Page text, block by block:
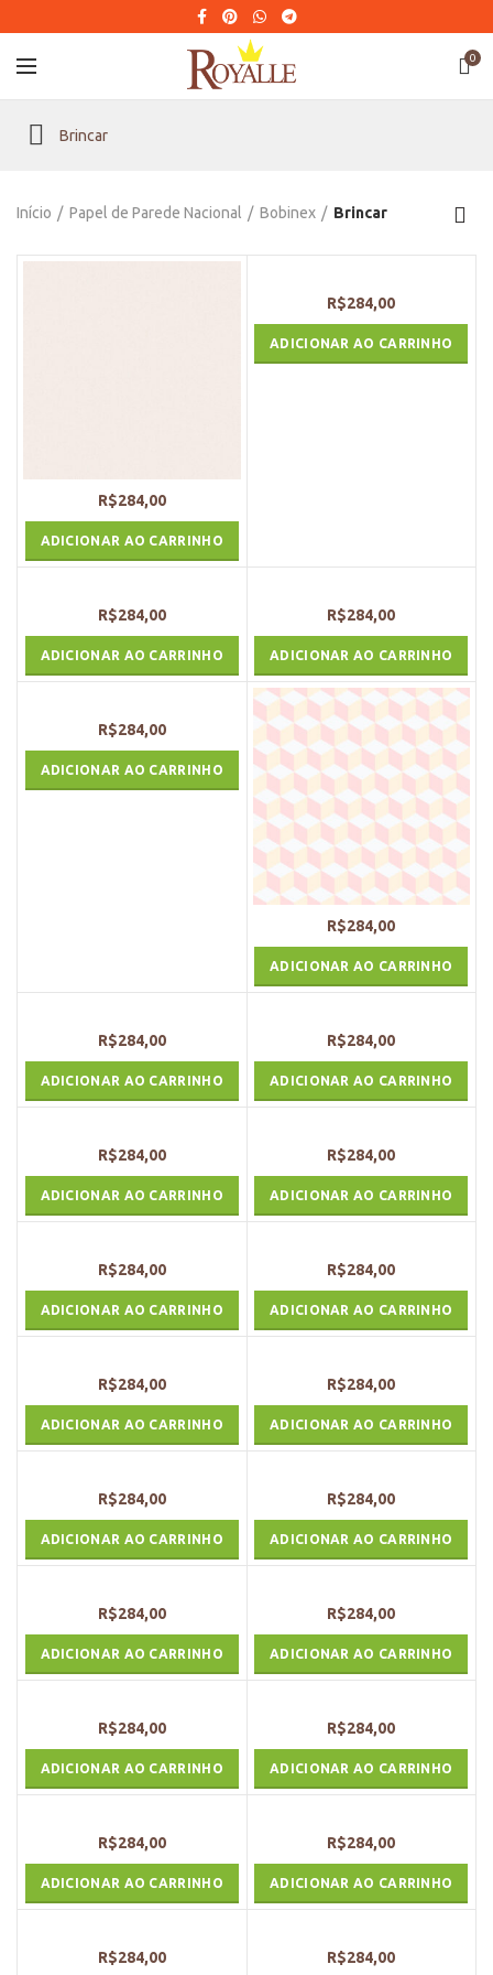
0
Brincar
Início Papel de Parede Nacional Bobinex Brincar
R$284,00
ADICIONAR AO CARRINHO
R$284,00
ADICIONAR AO CARRINHO
R$284,00
ADICIONAR AO CARRINHO
R$284,00
ADICIONAR AO CARRINHO
R$284,00
ADICIONAR AO CARRINHO
R$284,00
ADICIONAR AO CARRINHO
R$284,00
ADICIONAR AO CARRINHO
R$284,00
ADICIONAR AO CARRINHO
R$284,00
ADICIONAR AO CARRINHO
R$284,00
ADICIONAR AO CARRINHO
R$284,00
ADICIONAR AO CARRINHO
R$284,00
ADICIONAR AO CARRINHO
R$284,00
ADICIONAR AO CARRINHO
R$284,00
ADICIONAR AO CARRINHO
R$284,00
ADICIONAR AO CARRINHO
R$284,00
ADICIONAR AO CARRINHO
R$284,00
ADICIONAR AO CARRINHO
R$284,00
ADICIONAR AO CARRINHO
R$284,00
ADICIONAR AO CARRINHO
R$284,00
ADICIONAR AO CARRINHO
R$284,00
ADICIONAR AO CARRINHO
R$284,00
ADICIONAR AO CARRINHO
R$284,00 R$284,00